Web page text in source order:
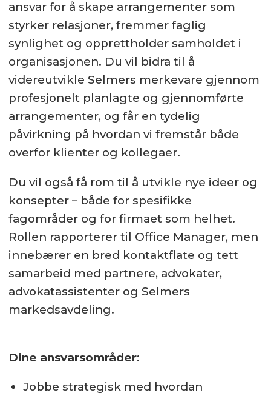
ansvar for å skape arrangementer som
styrker relasjoner, fremmer faglig
synlighet og opprettholder samholdet i
organisasjonen. Du vil bidra til å
videreutvikle Selmers merkevare gjennom
profesjonelt planlagte og gjennomførte
arrangementer, og får en tydelig
påvirkning på hvordan vi fremstår både
overfor klienter og kollegaer.
Du vil også få rom til å utvikle nye ideer og
konsepter – både for spesifikke
fagområder og for firmaet som helhet.
Rollen rapporterer til Office Manager, men
innebærer en bred kontaktflate og tett
samarbeid med partnere, advokater,
advokatassistenter og Selmers
markedsavdeling.
Dine ansvarsområder:
Jobbe strategisk med hvordan